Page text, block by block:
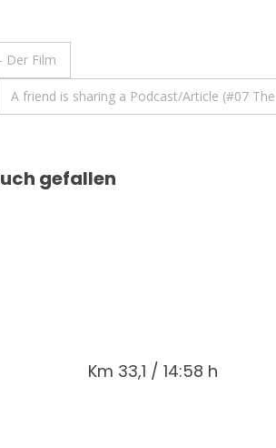
Der Film
A friend is sharing a Podcast/Article (#07
gefallen
Km 33,1 / 14:58 h